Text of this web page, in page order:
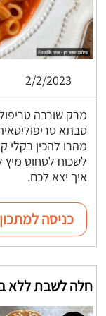
2/2/2023
מרק שורבה
סבתא
מהרו להכין
לשכוח לסחוט מיץ
איך יצא לכם.
כניסה למתכון
חלה לשבת ללא